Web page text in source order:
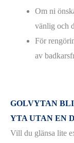
Om ni
vänlig och
För
av
GOLVYTAN
YTA UTAN EN
Vill du glänsa lite